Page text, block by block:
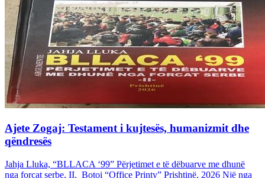
Ajete Zogaj: Testament i kujtesës, humanizmit dhe
qëndresës
Jahja Lluka, “BLLACA ‘99” Përjetimet e të dëbuarve me dhunë
nga forcat serbe, II, Botoi “Office Printy” Prishtinë, 2026 Një nga